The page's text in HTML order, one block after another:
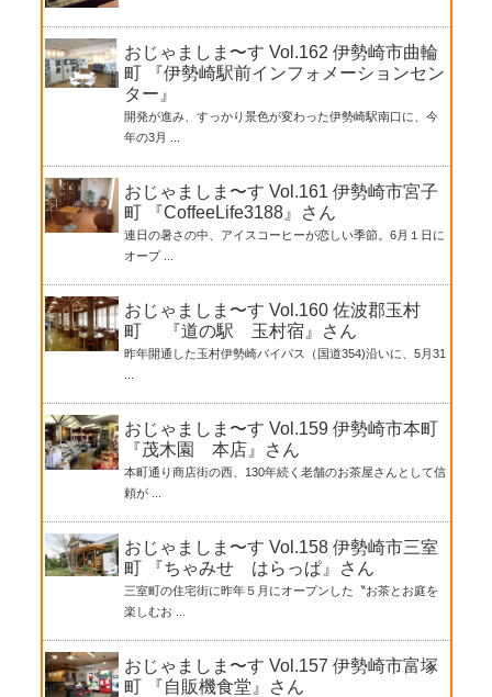
おじゃましま〜す Vol.162 伊勢崎市曲輪
町 『伊勢崎駅前インフォメーションセン
ター』
開発が進み、すっかり景色が変わった伊勢崎駅南口に、今
年の3月 ...
おじゃましま〜す Vol.161 伊勢崎市宮子
町 『CoffeeLife3188』さん
連日の暑さの中、アイスコーヒーが恋しい季節。6月１日に
オープ ...
おじゃましま〜す Vol.160 佐波郡玉村
町 『道の駅 玉村宿』さん
昨年開通した玉村伊勢崎バイパス（国道354)沿いに、5月31
おじゃましま〜す Vol.159 伊勢崎市本町
『茂木園 本店』さん
本町通り商店街の西、130年続く老舗のお茶屋さんとして信
頼が ...
おじゃましま〜す Vol.158 伊勢崎市三室
町 『ちゃみせ はらっぱ』さん
三室町の住宅街に昨年５月にオープンした〝お茶とお庭を
楽しむお ...
おじゃましま〜す Vol.157 伊勢崎市富塚
町 『自販機食堂』さん